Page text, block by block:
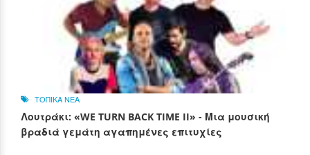
ΤΟΠΙΚΑ ΝΕΑ
Λουτράκι: «WE TURN BACK TIME II» - Μια μουσική
βραδιά γεμάτη αγαπημένες επιτυχίες